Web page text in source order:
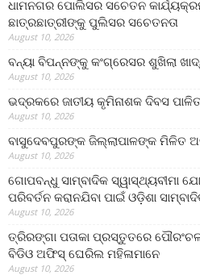
ଧାମନଗର ପୋଲିସର ସଚେତନ
ଛାତ୍ରଛାତ୍ରୀଙ୍କୁ ପୁଲିସର ସଚେତନତା
August 10, 2026
ବନ୍ୟା ବିପନ୍ନଙ୍କୁ କଂଗ୍ରେସର ଶୁଖିଲା
August 10, 2026
ଭଦ୍ରକରେ ଜାତୀୟ କୃମିନାଶକ ଦିବସ ପାଳିତ
August 10, 2026
ବାସୁଦେବପୁରଙ୍କ ଜିଲ୍ଲାପାଳଙ୍କ ମିଳିତ
August 10, 2026
ଗୋପବନ୍ଧୁ ସାମ୍ବାଦିକ ସ୍ୱାସ୍ଥ୍ୟବୀମା
ପରିବର୍ତନ କରାନଯିବା ପାଇଁ ଓଡ଼ିଶା
August 10, 2026
ତ୍ରିରଙ୍ଗା ପତାକା ପ୍ରସ୍ତୁତରେ
ବିଡିଓ ଅଫିସ୍ ଘେରିଲ ମହିଳାମାନେ
August 10, 2026